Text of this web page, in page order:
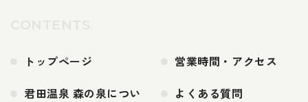
トップページ
営業時間・アクセス
君田温泉 森の泉につい
よくある質問